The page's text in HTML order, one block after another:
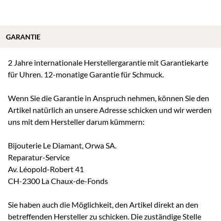
2 Jahre internationale Herstellergarantie mit Garantiekarte
für Uhren. 12-monatige Garantie für Schmuck.
Wenn Sie die Garantie in Anspruch nehmen, können Sie den
Artikel natürlich an unsere Adresse schicken und wir werden
uns mit dem Hersteller darum kümmern:
Bijouterie Le Diamant, Orwa SA.
Reparatur-Service
Av. Léopold-Robert 41
CH-2300 La Chaux-de-Fonds
Sie haben auch die Möglichkeit, den Artikel direkt an den
betreffenden Hersteller zu schicken. Die zuständige Stelle
GARANTIE